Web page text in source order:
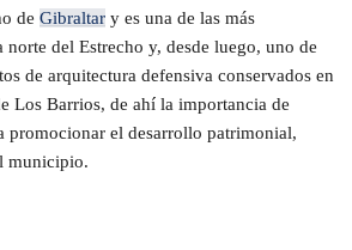
de Gibraltar y es una de las más
norte del Estrecho y, desde luego, uno de
de arquitectura defensiva conservados en
Los Barrios, de ahí la importancia de
promocionar el desarrollo patrimonial,
municipio.